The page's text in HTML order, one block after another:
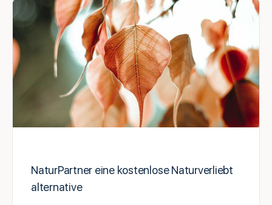
NaturPartner eine kostenlose Naturverliebt
alternative